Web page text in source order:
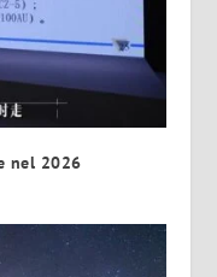
nel 2026